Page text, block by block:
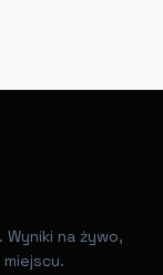
na żywo,